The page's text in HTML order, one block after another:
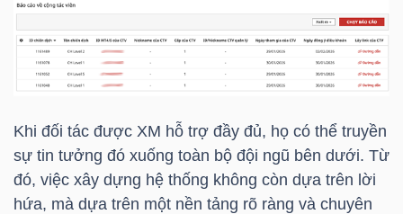
Khi đối tác được XM hỗ trợ đầy đủ, họ có thể truyền
sự tin tưởng đó xuống toàn bộ đội ngũ bên dưới. Từ
đó, việc xây dựng hệ thống không còn dựa trên lời
hứa, mà dựa trên một nền tảng rõ ràng và chuyên
CỤ
ĐẦU
TƯ